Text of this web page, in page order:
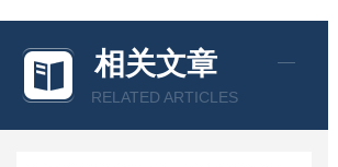
相关文章
RELATED ARTICLES